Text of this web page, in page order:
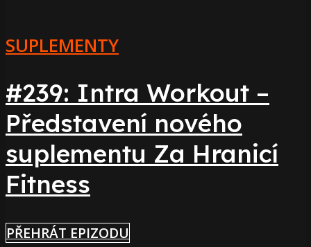
SUPLEMENTY
#239: Intra Workout –
Představení nového
suplementu Za Hranicí
Fitness
PŘEHRÁT EPIZODU